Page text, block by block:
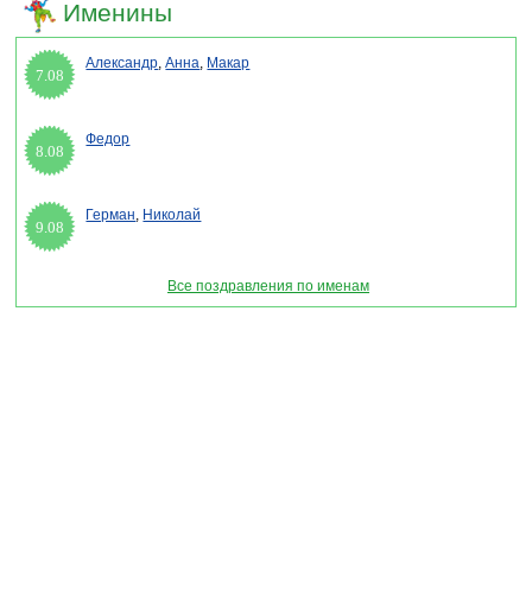
Именины
7.08
Александр,Анна, Макар
8.08
Федор
9.08
Герман, Николай
Все поздравления по именам